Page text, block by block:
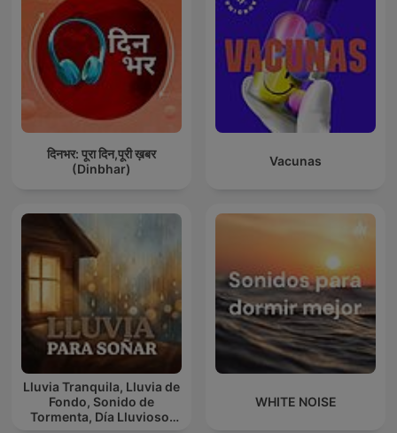
दिनभर: पूरा दिन,पूरी ख़बर
(Dinbhar)
Vacunas
Lluvia Tranquila, Lluvia de
Fondo, Sonido de
Tormenta, Día Lluvioso,
WHITE NOISE